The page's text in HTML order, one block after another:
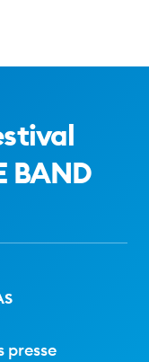
BAND
presse